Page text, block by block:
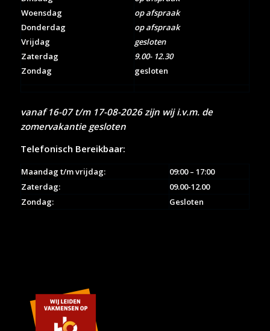
Woensdag
Donderdag
Vrijdag
Zaterdag
Zondag
op afspraak
op afspraak
gesloten
9.00- 12.30
gesloten
vanaf 16-07 t/m 17-08-2026 zijn wij i.v.m. de
zomervakantie gesloten
Telefonisch Bereikbaar:
Maandag t/m vrijdag:
09:00 – 17:00
Zaterdag:
09.00-12.00
Zondag:
Gesloten